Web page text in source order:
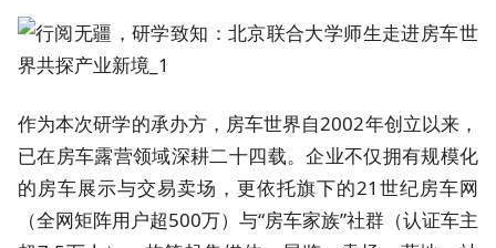
作为本次研学的承办方，房车世界自2002年创立以来，
已在房车露营领域深耕二十四载。企业不仅拥有规模化
的房车展示与交易卖场，更依托旗下的21世纪房车网
（全网矩阵用户超500万）与“房车家族”社群（认证车主